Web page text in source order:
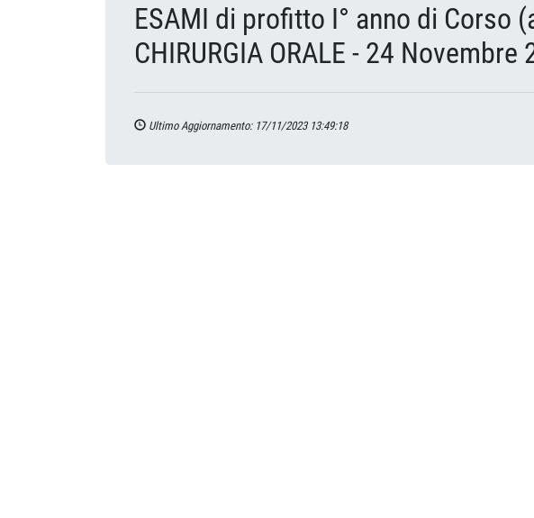
ESAMI di profitto I° anno di Corso
CHIRURGIA ORALE - 24
Ultimo Aggiornamento: 17/11/2023 13:49:18